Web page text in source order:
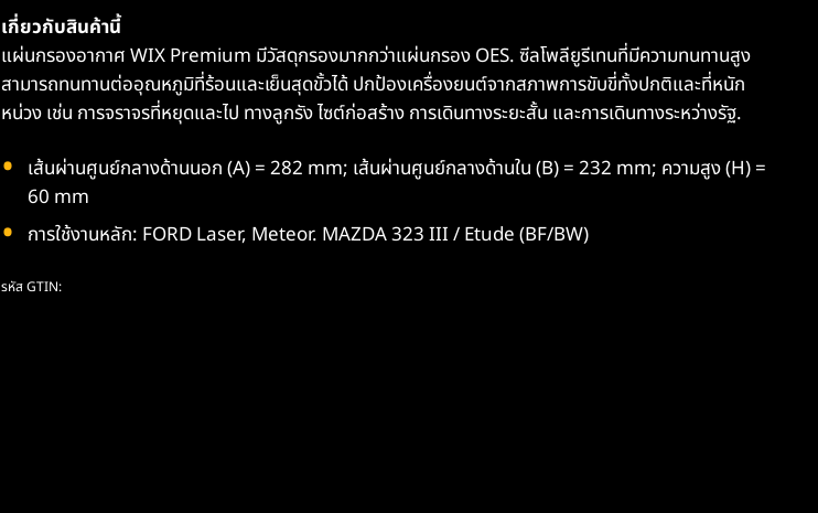
เกี่ยวกับสินค้านี้
แผ่นกรองอากาศ WIX Premium มีวัสดุกรองมากกว่าแผ่นกรอง OES. ซีลโพลียูรีเทนที่มีความทนทานสูง
สามารถทนทานต่ออุณหภูมิที่ร้อนและเย็นสุดขั้วได้ ปกป้องเครื่องยนต์จากสภาพการขับขี่ทั้งปกติและที่หนัก
หน่วง เช่น การจราจรที่หยุดและไป ทางลูกรัง ไซต์ก่อสร้าง การเดินทางระยะสั้น และการเดินทางระหว่างรัฐ.
เส้นผ่านศูนย์กลางด้านนอก (A) = 282 mm; เส้นผ่านศูนย์กลางด้านใน (B) = 232 mm; ความสูง (H) =
60 mm
การใช้งานหลัก: FORD Laser, Meteor. MAZDA 323 III / Etude (BF/BW)
รหัส GTIN: